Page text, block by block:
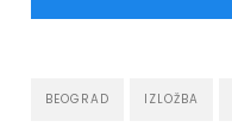
BEOGRAD IZLOŽBA